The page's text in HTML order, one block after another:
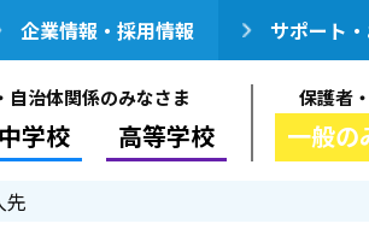
企業情報・採用情報 サポート
自治体関係のみなさま
中学校 高等学校
保護者
一般の
先